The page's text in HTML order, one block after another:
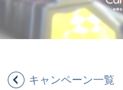
キャンペーン一覧